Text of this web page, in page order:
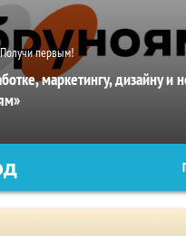
Получи первым!
маркетингу, дизайну и